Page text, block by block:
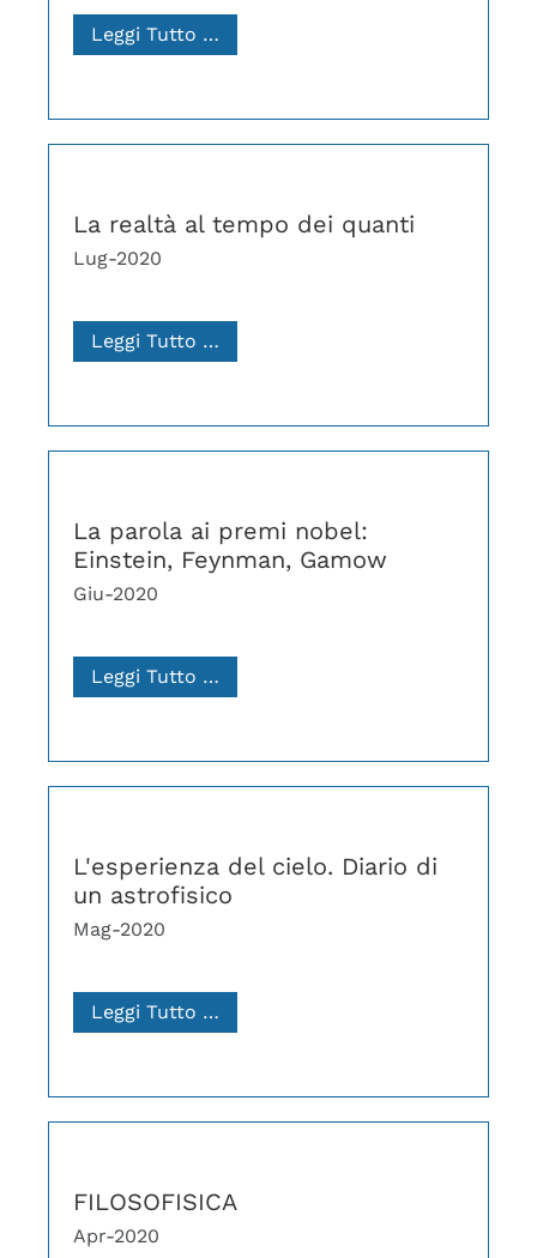
Leggi Tutto …
La realtà al tempo dei quanti
Lug-2020
Leggi Tutto …
La parola ai premi nobel:
Einstein, Feynman, Gamow
Giu-2020
Leggi Tutto …
L'esperienza del cielo. Diario di
un astrofisico
Mag-2020
Leggi Tutto …
FILOSOFISICA
Apr-2020